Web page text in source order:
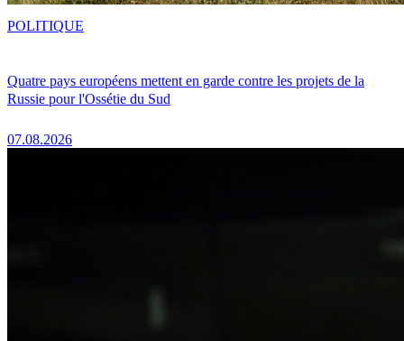
Quatre pays européens mettent en garde contre les projets de la
Russie pour l'Ossétie du Sud
07.08.2026
POLITIQUE